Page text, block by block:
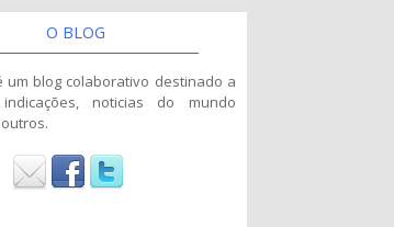
O BLOG
um blog colaborativo destinado a
noticias do mundo